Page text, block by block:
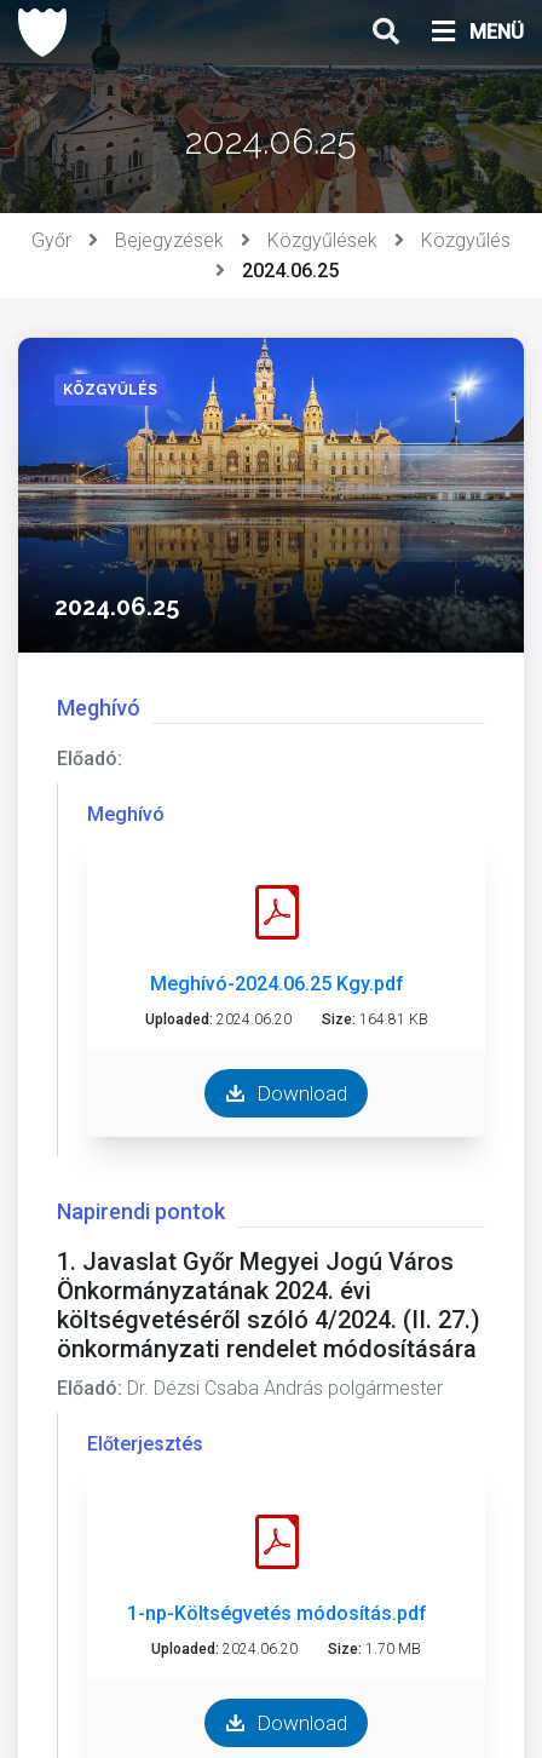
Ugrás
tartalomhoz
MENÜ
2024.06.25
Győr Bejegyzések Közgyűlések
Közgyűlés
2024.06.25
KÖZGYŰLÉS
2024.06.25
Meghívó
Előadó:
Meghívó
Meghívó-2024.06.25 Kgy.pdf
Uploaded: 2024.06.20 Size: 164.81 KB
Download
Napirendi pontok
1. Javaslat Győr Megyei Jogú Város
Önkormányzatának 2024. évi
költségvetéséről szóló 4/2024. (II. 27.)
önkormányzati rendelet módosítására
Előadó: Dr. Dézsi Csaba András polgármester
Előterjesztés
1-np-Költségvetés módosítás.pdf
Uploaded: 2024.06.20 Size: 1.70 MB
Download